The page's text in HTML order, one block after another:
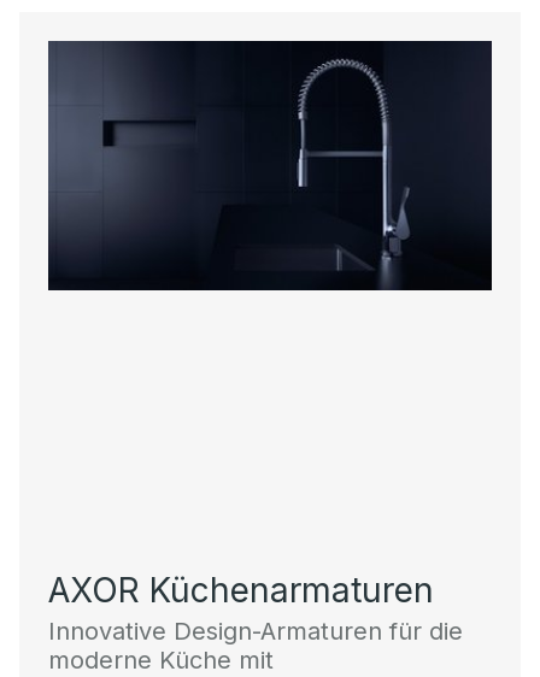
AXOR Küchenarmaturen
Innovative Design-Armaturen für die
moderne Küche mit